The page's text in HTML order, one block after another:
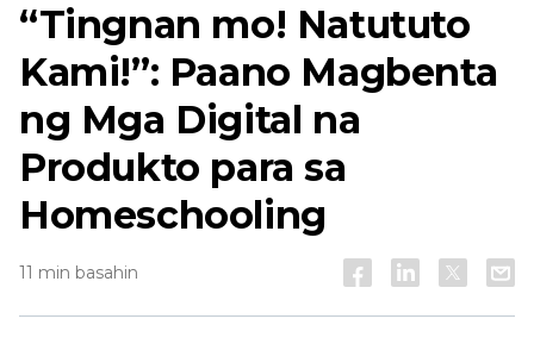
“Tingnan mo! Natututo
Kami!”: Paano Magbenta
ng Mga Digital na
Produkto para sa
Homeschooling
11 min basahin